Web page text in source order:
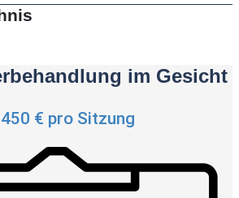
im Gesicht
€ pro Sitzung